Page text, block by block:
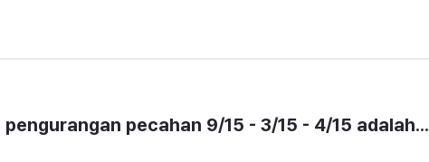
pecahan 9/15 - 3/15 - 4/15 adalah...